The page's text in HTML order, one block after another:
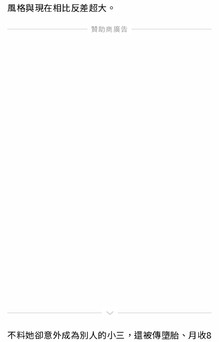
風格與現在相比反差超大。
不料她卻意外成為別人的小三，還被傳墮胎、月收8